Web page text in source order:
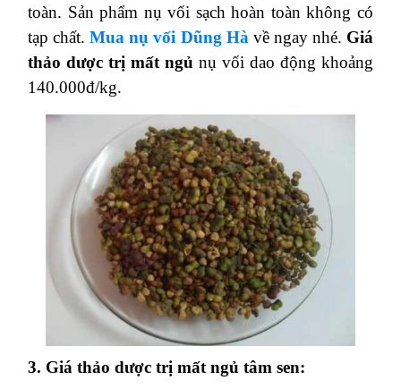
toàn. Sản phẩm nụ vối sạch hoàn toàn không có
tạp chất.Mua nụ vối Dũng Hà về ngay nhé. Giá
thảo dược trị mất ngủ nụ vối dao động khoảng
140.000đ/kg.
3. Giá thảo dược trị mất ngủ tâm sen: